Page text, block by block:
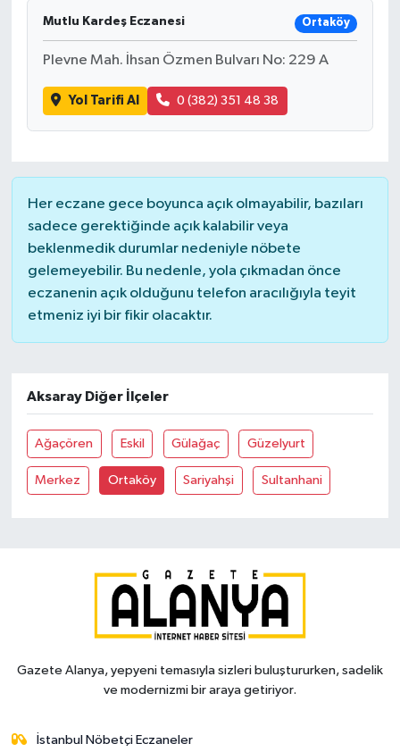
Mutlu Kardeş Eczanesi Ortaköy
Plevne Mah. İhsan Özmen Bulvarı No: 229 A
Yol Tarifi Al 0 (382) 351 48 38
Her eczane gece boyunca açık olmayabilir, bazıları
sadece gerektiğinde açık kalabilir veya
beklenmedik durumlar nedeniyle nöbete
gelemeyebilir. Bu nedenle, yola çıkmadan önce
eczanenin açık olduğunu telefon aracılığıyla teyit
etmeniz iyi bir fikir olacaktır.
Aksaray Diğer İlçeler
Ağaçören Eskil Gülağaç Güzelyurt
Merkez Ortaköy Sariyahşi Sultanhani
Gazete Alanya, yepyeni temasıyla sizleri buluştururken, sadelik
ve modernizmi bir araya getiriyor.
İstanbul Nöbetçi Eczaneler